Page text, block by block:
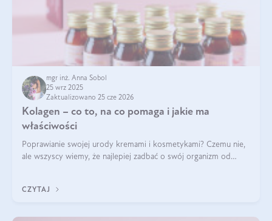
mgr inż. Anna Sobol
25 wrz 2025
Zaktualizowano 25 cze 2026
Kolagen – co to, na co pomaga i jakie ma
właściwości
Poprawianie swojej urody kremami i kosmetykami? Czemu nie,
ale wszyscy wiemy, że najlepiej zadbać o swój organizm od
wysokiej jakości suplem
CZYTAJ